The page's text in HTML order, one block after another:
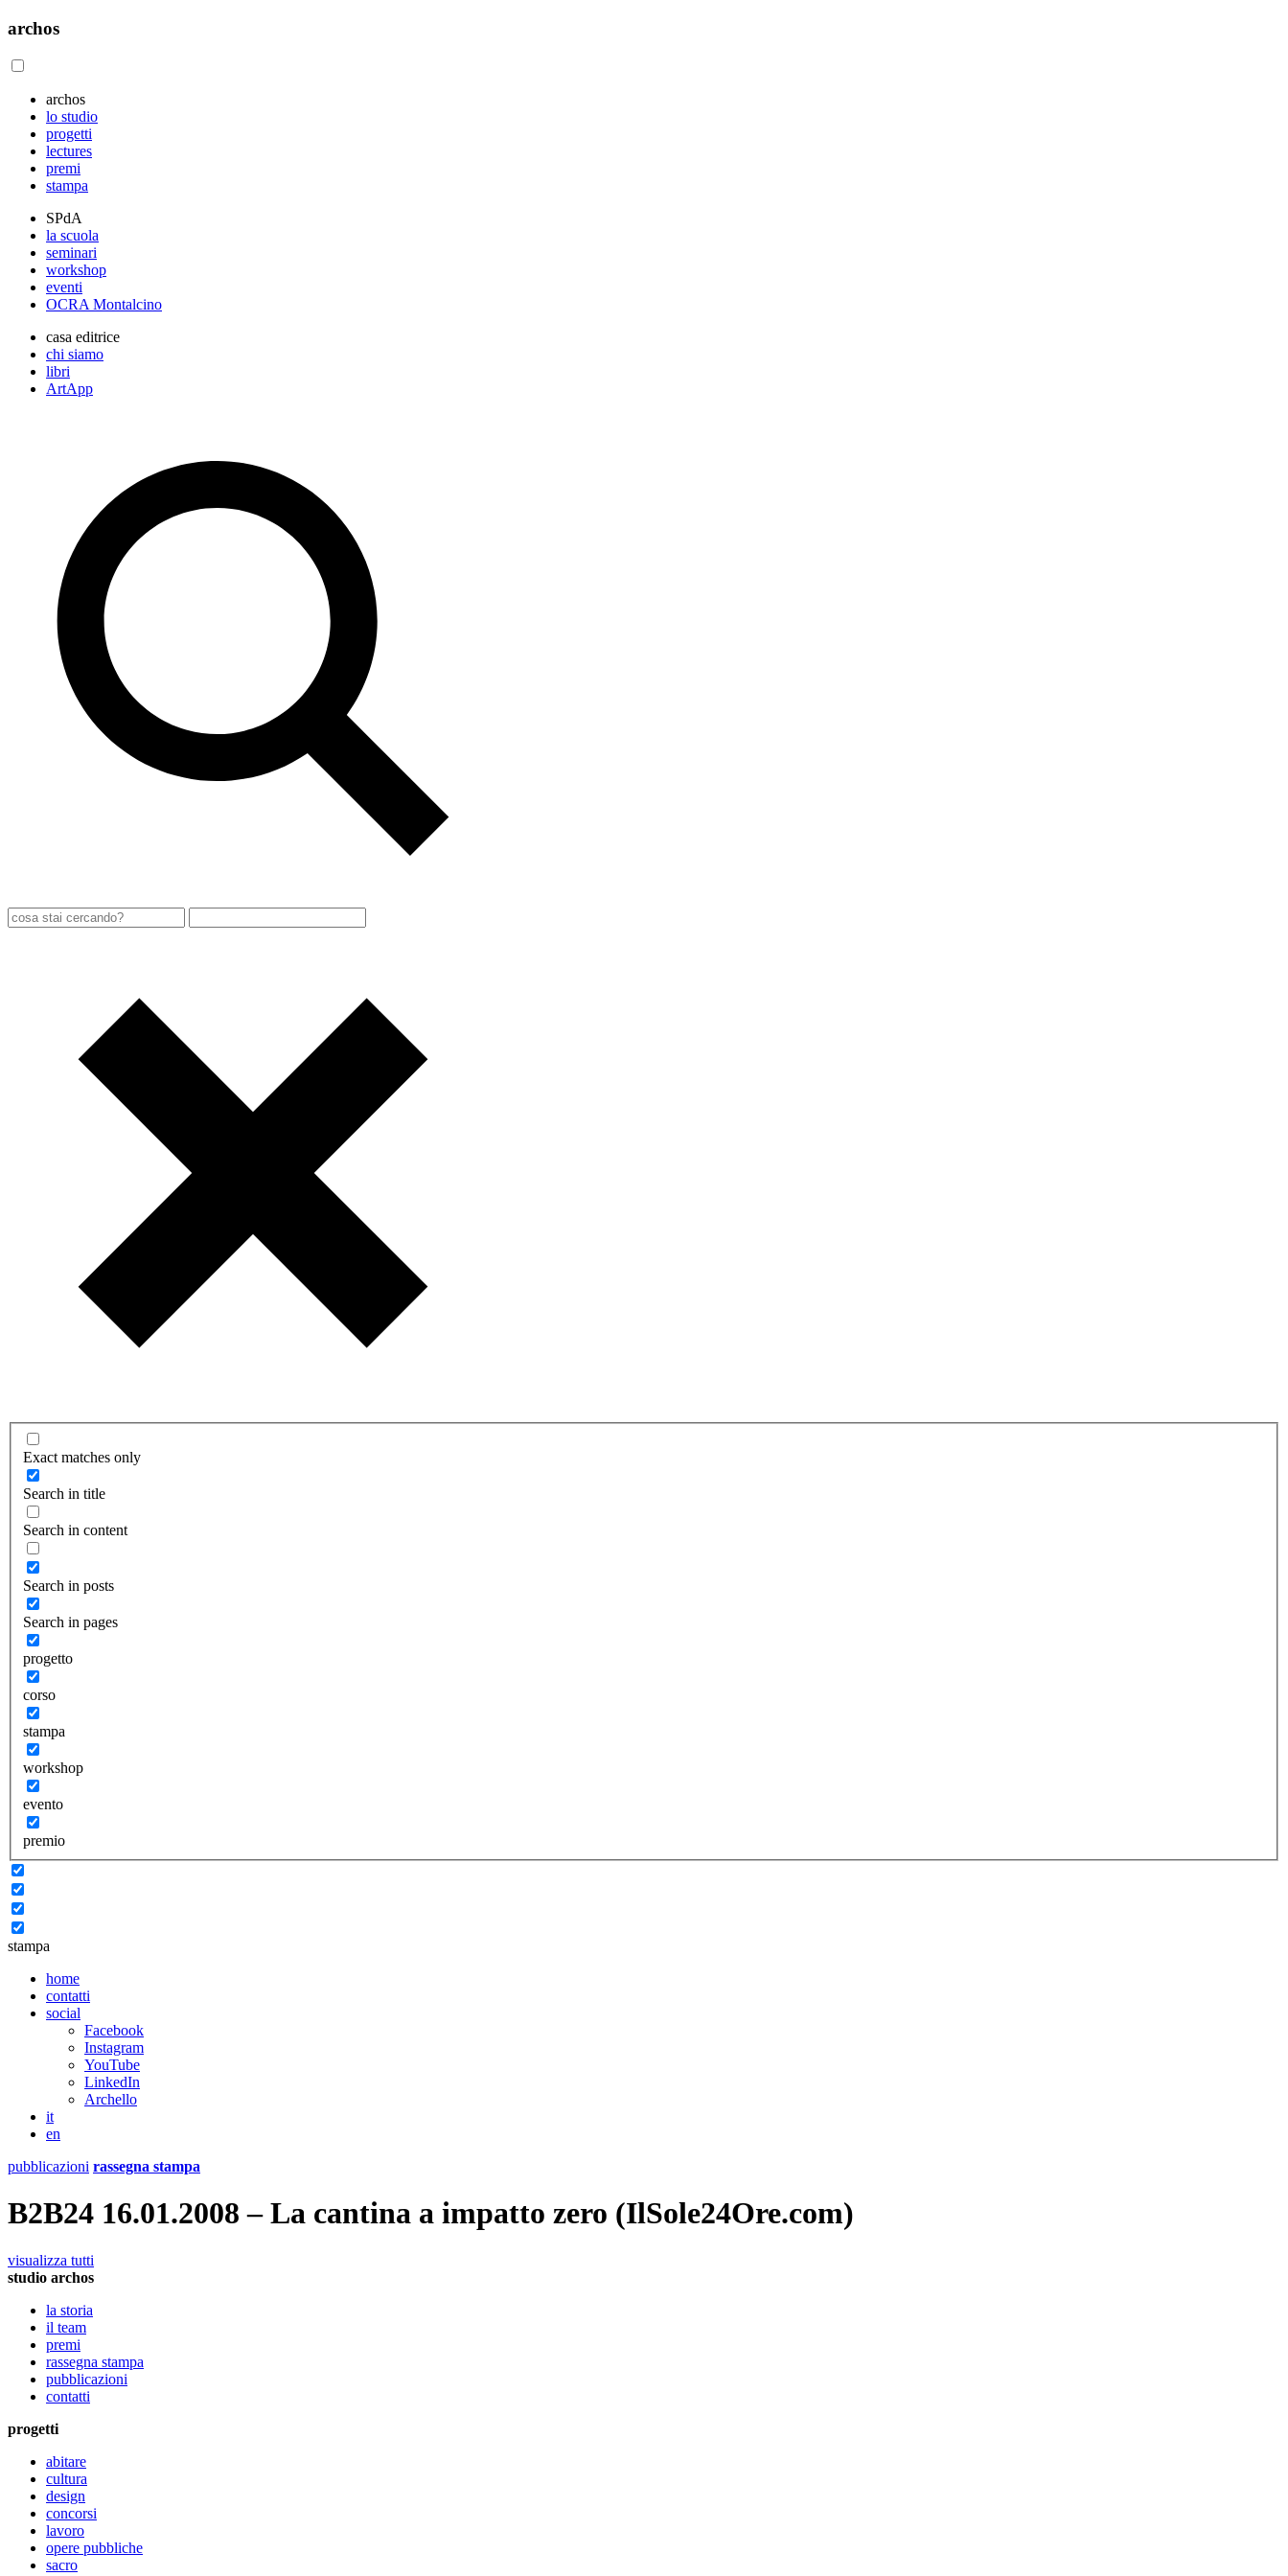
archos
archos
lo studio
progetti
lectures
premi
stampa
SPdA
la scuola
seminari
workshop
eventi
OCRA Montalcino
casa editrice
chi siamo
libri
ArtApp
Exact matches only
Search in title
Search in content
Search in posts
Search in pages
progetto
corso
stampa
workshop
evento
premio
stampa
home
contatti
social
Facebook
Instagram
YouTube
LinkedIn
Archello
it
en
pubblicazioni rassegna stampa
B2B24 16.01.2008 – La cantina a impatto zero (IlSole24Ore.com)
visualizza tutti
studio archos
la storia
il team
premi
rassegna stampa
pubblicazioni
contatti
progetti
abitare
cultura
design
concorsi
lavoro
opere pubbliche
sacro